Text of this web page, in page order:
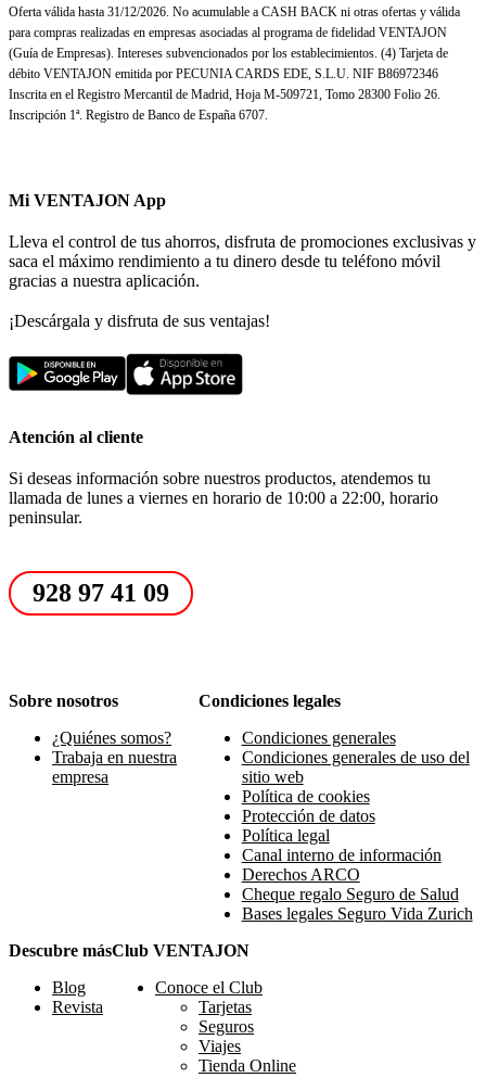
Oferta válida hasta 31/12/2026. No acumulable a CASH BACK ni otras ofertas y válida
para compras realizadas en empresas asociadas al programa de fidelidad VENTAJON
(Guía de Empresas). Intereses subvencionados por los establecimientos. (4) Tarjeta de
débito VENTAJON emitida por PECUNIA CARDS EDE, S.L.U. NIF B86972346
Inscrita en el Registro Mercantil de Madrid, Hoja M-509721, Tomo 28300 Folio 26.
Inscripción 1ª. Registro de Banco de España 6707.
Mi VENTAJON App
Lleva el control de tus ahorros, disfruta de promociones exclusivas y
saca el máximo rendimiento a tu dinero desde tu teléfono móvil
gracias a nuestra aplicación.
¡Descárgala y disfruta de sus ventajas!
Atención al cliente
Si deseas información sobre nuestros productos, atendemos tu
llamada de lunes a viernes en horario de 10:00 a 22:00, horario
peninsular.
928 97 41 09
Sobre nosotros
¿Quiénes somos?
Trabaja en nuestra
empresa
Condiciones legales
Condiciones generales
Condiciones generales de uso del
sitio web
Política de cookies
Protección de datos
Política legal
Canal interno de información
Derechos ARCO
Cheque regalo Seguro de Salud
Bases legales Seguro Vida Zurich
Descubre más
Blog
Revista
Club VENTAJON
Conoce el Club
Tarjetas
Seguros
Viajes
Tienda Online